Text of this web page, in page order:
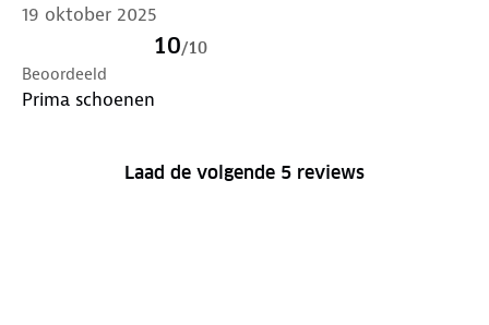
19 oktober 2025
10/10
Beoordeeld
Prima schoenen
Laad de volgende 5 reviews